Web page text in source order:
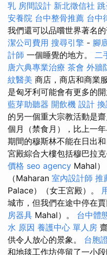
乳 房間設計 新北徵信社
安養院 台中整骨推薦 台中
我們還可以品嚐世界著名
潔公司費用 搜尋引擎 - 腳
計師 一個睡覺的地方。 二
唐六典專業治療 茶會 外牆
紋醫美 商店，商店和商業
是匈牙利可能會有更多的開
藍芽助聽器 開飲機 設計
的另一個重大宗教活動是
個月（禁食月），比上一年
期間的穆斯林不能在日出
宮殿綜合大樓包括穆巴拉
價格 seo agency Mahal）
（Maharan 室內設計師 推
Palace）（女王宮殿）。
城市，但我們在途中停在
房器具 Mahal）。 台中體
水 原因 養護中心 單人房
供令人放心的景象。 台胞
和地毯工作坊停留了一小